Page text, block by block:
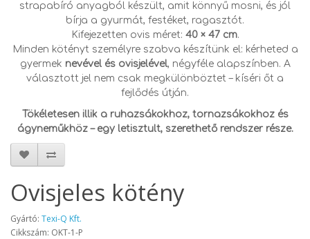
strapabíró anyagból készült, amit könnyű mosni, és jól
bírja a gyurmát, festéket, ragasztót.
Kifejezetten ovis méret: 40 × 47 cm.
Minden kötényt személyre szabva készítünk el: kérheted a
gyermek nevével és ovisjelével, négyféle alapszínben. A
választott jel nem csak megkülönböztet – kíséri őt a
fejlődés útján.
Tökéletesen illik a ruhazsákokhoz, tornazsákokhoz és
ágyneműkhöz – egy letisztult, szerethető rendszer része.
Ovisjeles kötény
Gyártó: Texi-Q Kft.
Cikkszám: OKT-1-P